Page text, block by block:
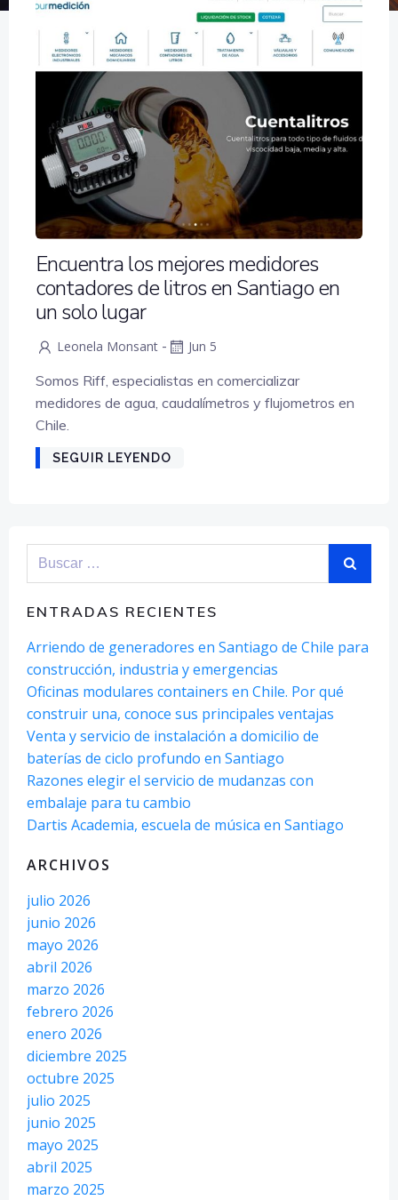
Encuentra los mejores medidores
contadores de litros en Santiago en
un solo lugar
Leonela Monsant - Jun 5
Somos Riff, especialistas en comercializar
medidores de agua, caudalímetros y flujometros en
Chile.
SEGUIR LEYENDO
Buscar:
ENTRADAS RECIENTES
Arriendo de generadores en Santiago de Chile para
construcción, industria y emergencias
Oficinas modulares containers en Chile. Por qué
construir una, conoce sus principales ventajas
Venta y servicio de instalación a domicilio de
baterías de ciclo profundo en Santiago
Razones elegir el servicio de mudanzas con
embalaje para tu cambio
Dartis Academia, escuela de música en Santiago
ARCHIVOS
julio 2026
junio 2026
mayo 2026
abril 2026
marzo 2026
febrero 2026
enero 2026
diciembre 2025
octubre 2025
julio 2025
junio 2025
mayo 2025
abril 2025
marzo 2025